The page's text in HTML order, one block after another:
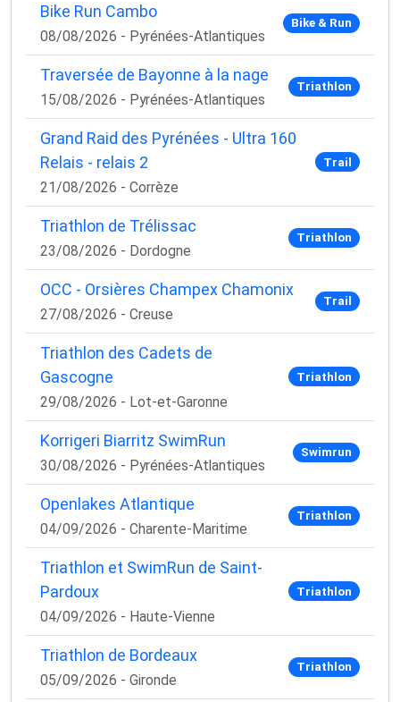
Bike Run Cambo
08/08/2026 - Pyrénées-Atlantiques
Bike & Run
Traversée de Bayonne à la nage
15/08/2026 - Pyrénées-Atlantiques
Triathlon
Grand Raid des Pyrénées - Ultra 160
Relais - relais 2
21/08/2026 - Corrèze
Trail
Triathlon de Trélissac
23/08/2026 - Dordogne
Triathlon
OCC - Orsières Champex Chamonix
27/08/2026 - Creuse
Trail
Triathlon des Cadets de
Gascogne
29/08/2026 - Lot-et-Garonne
Triathlon
Korrigeri Biarritz SwimRun
30/08/2026 - Pyrénées-Atlantiques
Swimrun
Openlakes Atlantique
04/09/2026 - Charente-Maritime
Triathlon
Triathlon et SwimRun de Saint-
Pardoux
04/09/2026 - Haute-Vienne
Triathlon
Triathlon de Bordeaux
05/09/2026 - Gironde
Triathlon